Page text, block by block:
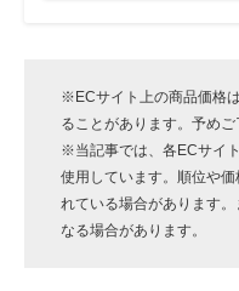
※ECサイト上の商品価格
ることがあります。予めご
※当記事では、各ECサイ
使用しています。順位や
れている場合があります
なる場合があります。